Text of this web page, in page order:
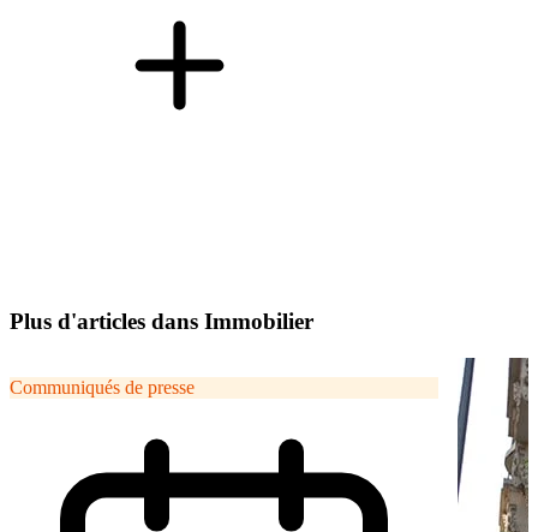
Plus d'articles dans Immobilier
Communiqués de presse